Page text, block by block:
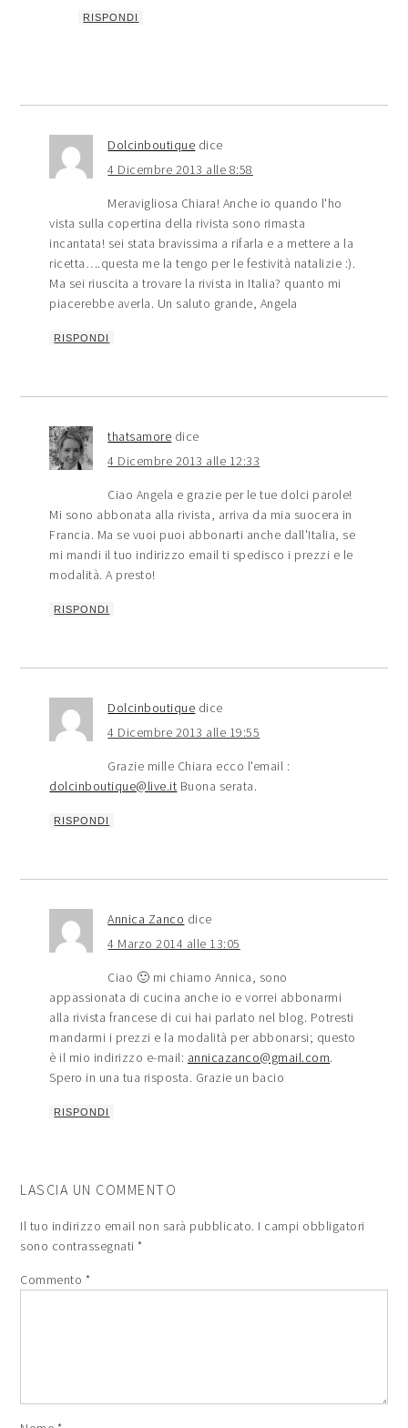
RISPONDI
Dolcinboutique dice
4 Dicembre 2013 alle 8:58
Meravigliosa Chiara! Anche io quando l'ho
vista sulla copertina della rivista sono rimasta
incantata! sei stata bravissima a rifarla e a mettere a la
ricetta….questa me la tengo per le festività natalizie :).
Ma sei riuscita a trovare la rivista in Italia? quanto mi
piacerebbe averla. Un saluto grande, Angela
RISPONDI
thatsamore dice
4 Dicembre 2013 alle 12:33
Ciao Angela e grazie per le tue dolci parole!
Mi sono abbonata alla rivista, arriva da mia suocera in
Francia. Ma se vuoi puoi abbonarti anche dall'Italia, se
mi mandi il tuo indirizzo email ti spedisco i prezzi e le
modalità. A presto!
RISPONDI
Dolcinboutique dice
4 Dicembre 2013 alle 19:55
Grazie mille Chiara ecco l'email :
dolcinboutique@live.it Buona serata.
RISPONDI
Annica Zanco dice
4 Marzo 2014 alle 13:05
Ciao 🙂 mi chiamo Annica, sono
appassionata di cucina anche io e vorrei abbonarmi
alla rivista francese di cui hai parlato nel blog. Potresti
mandarmi i prezzi e la modalità per abbonarsi; questo
è il mio indirizzo e-mail: annicazanco@gmail.com.
Spero in una tua risposta. Grazie un bacio
RISPONDI
LASCIA UN COMMENTO
Il tuo indirizzo email non sarà pubblicato. I campi obbligatori
sono contrassegnati*
Commento *